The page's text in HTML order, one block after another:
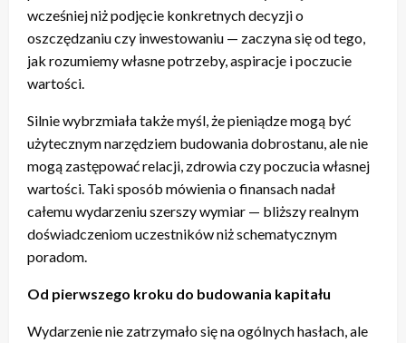
wcześniej niż podjęcie konkretnych decyzji o
oszczędzaniu czy inwestowaniu — zaczyna się od tego,
jak rozumiemy własne potrzeby, aspiracje i poczucie
wartości.
Silnie wybrzmiała także myśl, że pieniądze mogą być
użytecznym narzędziem budowania dobrostanu, ale nie
mogą zastępować relacji, zdrowia czy poczucia własnej
wartości. Taki sposób mówienia o finansach nadał
całemu wydarzeniu szerszy wymiar — bliższy realnym
doświadczeniom uczestników niż schematycznym
poradom.
Od pierwszego kroku do budowania kapitału
Wydarzenie nie zatrzymało się na ogólnych hasłach, ale